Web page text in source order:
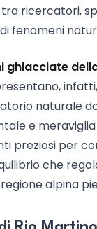
ricercatori,
fenomeni
ghiacciate
naturale
e
preziosi per
che
alpina